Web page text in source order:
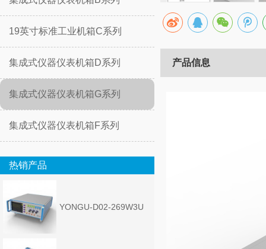
19英寸标准工业机箱C系列
集成式仪器仪表机箱D系列
集成式仪器仪表机箱G系列
集成式仪器仪表机箱F系列
热销产品
YONGU-D02-269W3U
产品信息